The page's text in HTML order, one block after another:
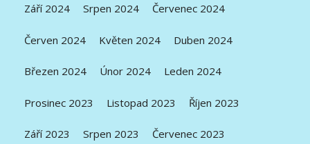
Září 2024 Srpen 2024 Červenec 2024
Červen 2024 Květen 2024 Duben 2024
Březen 2024 Únor 2024 Leden 2024
Prosinec 2023 Listopad 2023 Říjen 2023
Září 2023 Srpen 2023 Červenec 2023